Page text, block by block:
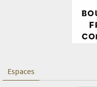
Espaces